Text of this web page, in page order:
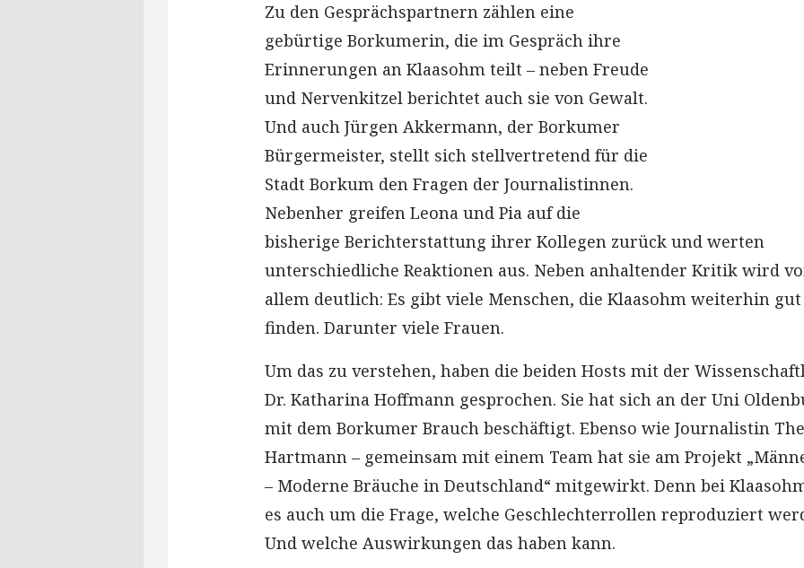
Zu den Gesprächspartnern zählen eine
gebürtige Borkumerin, die im Gespräch ihre
Erinnerungen an Klaasohm teilt – neben Freude
und Nervenkitzel berichtet auch sie von Gewalt.
Und auch Jürgen Akkermann, der Borkumer
Bürgermeister, stellt sich stellvertretend für die
Stadt Borkum den Fragen der Journalistinnen.
Nebenher greifen Leona und Pia auf die
bisherige Berichterstattung ihrer Kollegen zurück und werten
unterschiedliche Reaktionen aus. Neben anhaltender Kritik wird
allem deutlich: Es gibt viele Menschen, die Klaasohm weiterhin gut
finden. Darunter viele Frauen.
Um das zu verstehen, haben die beiden Hosts mit der
Dr. Katharina Hoffmann gesprochen. Sie hat sich an der Uni
mit dem Borkumer Brauch beschäftigt. Ebenso wie Journalistin
Hartmann – gemeinsam mit einem Team hat sie am Projekt
– Moderne Bräuche in Deutschland“ mitgewirkt. Denn bei
es auch um die Frage, welche Geschlechterrollen reproduziert
Und welche Auswirkungen das haben kann.